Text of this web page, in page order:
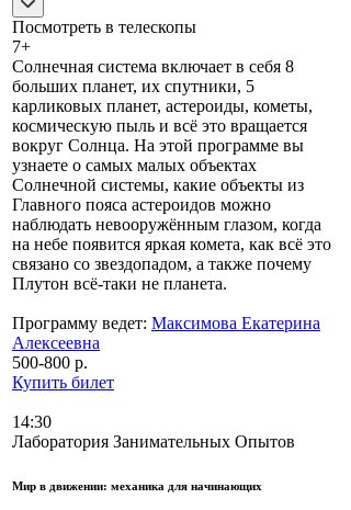
Посмотреть в телескопы
7+
Солнечная система включает в себя 8
больших планет, их спутники, 5
карликовых планет, астероиды, кометы,
космическую пыль и всё это вращается
вокруг Солнца. На этой программе вы
узнаете о самых малых объектах
Солнечной системы, какие объекты из
Главного пояса астероидов можно
наблюдать невооружённым глазом, когда
на небе появится яркая комета, как всё это
связано со звездопадом, а также почему
Плутон всё-таки не планета.
Программу ведет: Максимова Екатерина
Алексеевна
500-800 р.
Купить билет
14:30
Лаборатория Занимательных Опытов
Мир в движении: механика для начинающих